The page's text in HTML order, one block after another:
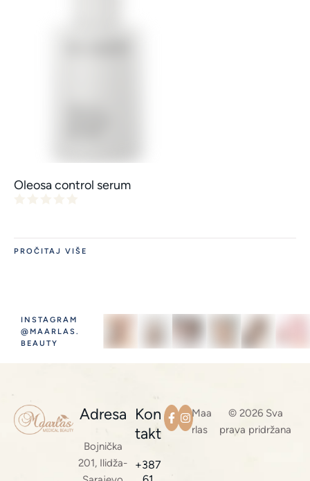
Oleosa control serum
PROČITAJ VIŠE
INSTAGRAM
@MAARLAS.
BEAUTY
Adresa
Bojnička
201, Ilidža-
Kon
takt
+387
Maa
rlas
© 2026 Sva
prava pridržana